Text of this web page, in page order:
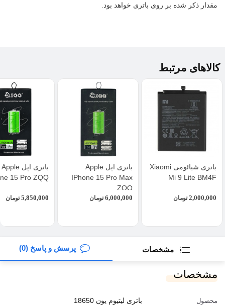
مقدار ذکر شده بر روی باتری خواهد بود.
کالاهای مرتبط
باتری شیائومی Xiaomi
Mi 9 Lite BM4F
2,000,000 تومان
باتری اپل Apple
IPhone 15 Pro Max
ZQQ
6,000,000 تومان
باتری اپل Apple
15 Pro ZQQ
5,850,000 تومان
مشخصات پرسش و پاسخ (0)
مشخصات
محصول باتری لیتیوم یون 18650